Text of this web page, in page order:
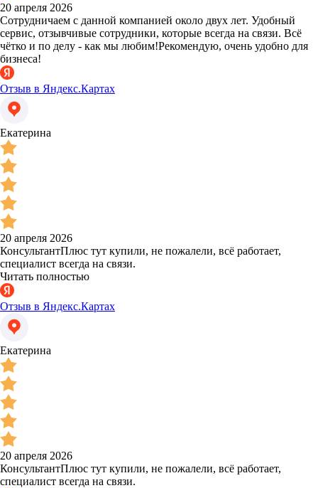
20 апреля 2026
Сотрудничаем с данной компанией около двух лет. Удобный
сервис, отзывчивые сотрудники, которые всегда на связи. Всё
чётко и по делу - как мы любим!Рекомендую, очень удобно для
бизнеса!
Отзыв в Яндекс.Картах
Екатерина
20 апреля 2026
КонсультантПлюс тут купили, не пожалели, всё работает,
специалист всегда на связи.
Читать полностью
Отзыв в Яндекс.Картах
Екатерина
20 апреля 2026
КонсультантПлюс тут купили, не пожалели, всё работает,
специалист всегда на связи.